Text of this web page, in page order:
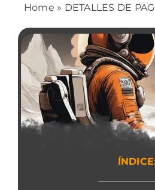
Home » DETALLES DE